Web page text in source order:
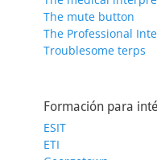
The mute button
The Professional
Troublesome terps
Formación para
ESIT
ETI